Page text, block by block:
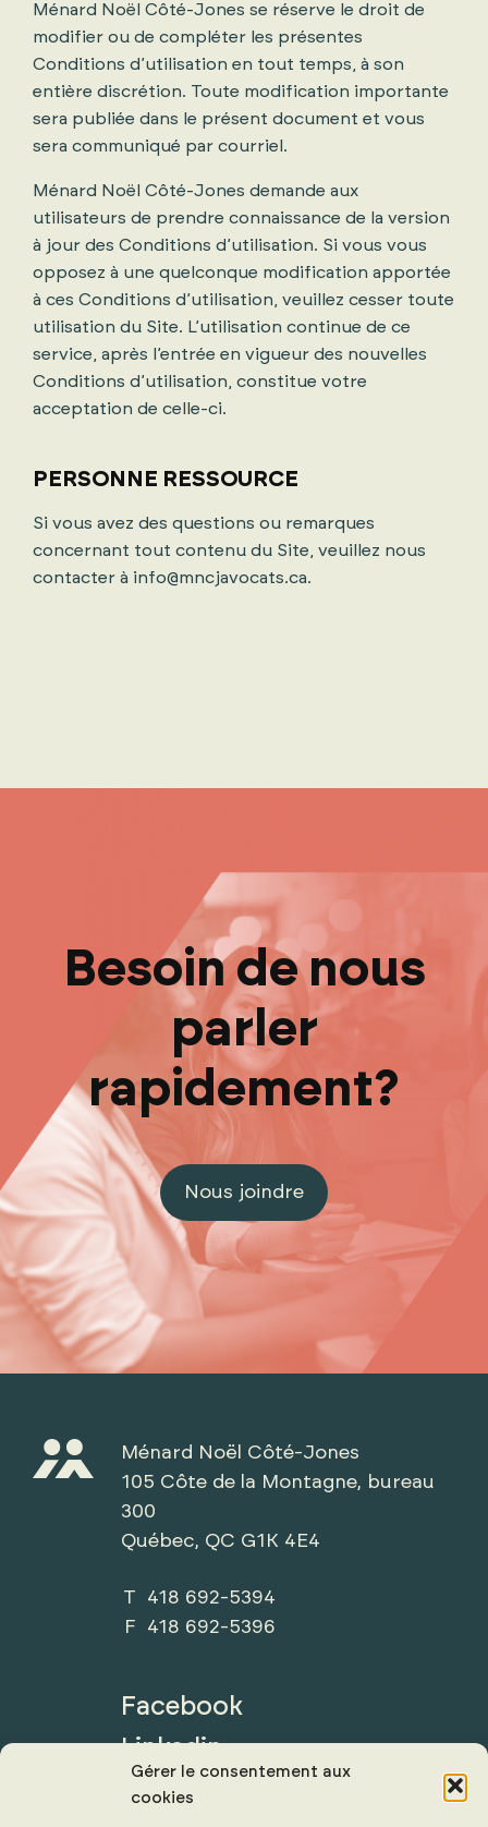
Gérer le consentement aux
cookies
Ménard Noël Côté-Jones se réserve le droit de
modifier ou de compléter les présentes
Conditions d’utilisation en tout temps, à son
entière discrétion. Toute modification importante
sera publiée dans le présent document et vous
sera communiqué par courriel.
Ménard Noël Côté-Jones demande aux
utilisateurs de prendre connaissance de la version
à jour des Conditions d’utilisation. Si vous vous
opposez à une quelconque modification apportée
à ces Conditions d’utilisation, veuillez cesser toute
utilisation du Site. L’utilisation continue de ce
service, après l’entrée en vigueur des nouvelles
Conditions d’utilisation, constitue votre
acceptation de celle-ci.
PERSONNE RESSOURCE
Si vous avez des questions ou remarques
concernant tout contenu du Site, veuillez nous
contacter à info@mncjavocats.ca.
Besoin de nous
parler
rapidement?
Nous joindre
Ménard Noël Côté-Jones
105 Côte de la Montagne, bureau
300
Québec, QC G1K 4E4
T 418 692-5394
F 418 692-5396
Facebook
Linkedin